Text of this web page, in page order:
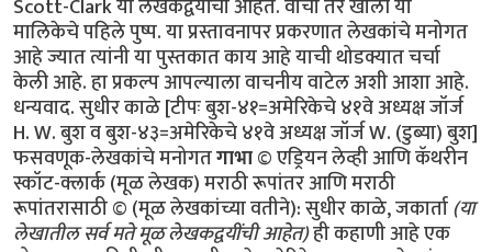
Scott-Clark या लेखकद्वयींची आहेत. वाचा तर खाली या
मालिकेचे पहिले पुष्प. या प्रस्तावनापर प्रकरणात लेखकांचे मनोगत
आहे ज्यात त्यांनी या पुस्तकात काय आहे याची थोडक्यात चर्चा
केली आहे. हा प्रकल्प आपल्याला वाचनीय वाटेल अशी आशा आहे.
धन्यवाद. सुधीर काळे [टीपः बुश-४१=अमेरिकेचे ४१वे अध्यक्ष जॉर्ज
H. W. बुश व बुश-४३=अमेरिकेचे ४१वे अध्यक्ष जॉर्ज W. (डुब्या) बुश]
फसवणूक-लेखकांचे मनोगतगाभा© एड्रियन लेव्ही आणि कॅथरीन
स्कॉट-क्लार्क (मूळ लेखक) मराठी रूपांतर आणि मराठी
रूपांतरासाठी © (मूळ लेखकांच्या वतीने): सुधीर काळे, जकार्ता(या
लेखातील सर्व मते मूळ लेखकद्वयींची आहेत)ही कहाणी आहे एक घोर फसवणूकीची. ही कहाणी आहे अमेरिकेच्या सरकारने त्यांच्याच निर्वाचित (अमेरिकन) लोकप्रतिनिधींची (व सार्‍या जगाचीच) कशी घोर फसवणूक केली त्याची, ज्या कृत्यांचे गंभीर परिणाम कदाचित कांहीं पिढ्यांनतर आपल्याला कळू लागतील. ही कहाणी आहे अमेरिकन नेत्यांच्या नैतिक अध:पाताची, त्यांच्या कवडीमोलाच्या तारतम्यबुद्धीची, अपुर्‍या पर्यवेक्षणाची, त्यांच्याभोवतीच्या सतत बदलणार्‍या जागतिक स्थितीबद्दलच्या माहितीची निष्काळजीपणाने व आळशीपणाने केलेल्या विश्लेषणांची/पृथक्करणांची! या चुकांचा गंभीर परिणाम होणार आहे आपल्या भोवतालचे जग आणखी अस्थिर होण्यात! या चुका करून अमेरिकन व पश्चिम युरोपियन नेतृत्वाने जागतिक धर्मयुद्ध पुकारणार्‍या शक्तींच्या हातात जणू एक नवे कोलीतच दिले आहे. याची सर्वप्रथम प्रचीती आली ४ फेब्रूवारी २००४ रोजी! या दिवशी पाकिस्तानचे सर्वात आदरणीय व गौरवप्राप्त शास्त्रज्ञ डॉ. अब्दुल कादीर खान पाकिस्तान चित्रवाणीच्या पडद्यावर सार्‍या पाकिस्तानी जनतेला दिसले. डॉ. खान हे नेहमीच रहस्याच्या पडद्याआड असत कारण ते तीस वर्षाहून जास्त काळ पाकिस्तानच्या अण्वस्त्रनिर्मितीच्या "गुपचुप" कार्यक्रमात गुंतलेले होते. उर्दू भाषेतली त्यांची भाषणे सर्वसाधारणपणे सार्‍या पाकिस्तानी जनतेला समजत व ती सारे लोक त्यांच्या प्रत्येक शब्दाकडे लक्ष देऊन ऐकतही. पण आज पाकिस्तानी सरकारने जाहीर केले होते कीं ते त्यांच्या चुकांची कबूली देणार आहेत. कदाचित त्यामुळे असेल. पण आज त्यांचे भाषण त्यांच्या देशबांधवांना सहज समजणार्‍या उर्दू भाषेत न होता सार्‍या जगाला समजणार्‍या इंग्रजी भाषेत झाले. "माझ्या प्रिय बंधू-भगिनींनो" अशी सुरुवात करून त्यांनी स्वत:च्या अनधिकृत अण्वस्त्रप्रसाराबद्दलच्या हालचालींची माहिती दिल्यावर समारोप करतांना ते म्हणाले "अल्ला पाकिस्तानला सुरक्षित ठेवो, पाकिस्तान अमर असो"! त्यांचे भाषण संपताक्षणी पाकिस्तानी लष्कराने डॉ खान यांनी प्रे. बुश ज्यांना "अनिष्ट राष्ट्रांचा अक्ष" म्हणत (Axis of Evil) त्या उत्तर कोरिया, इराण व लिबिया या अशा गिर्‍हाइकांसाठी एकट्याने हा अण्वस्त्रप्रसाराचा काळा बाजार कसा चालवला होता याची माहिती दिली. या घटनेनंतर पाकिस्तानला अण्वस्त्रें बनवायला सहाय्य करून अमेरिकेने सार्‍या जगाची कशी फसवणूक केली हे पहिल्यांदाच जगाच्या निदर्शनाला आले. अण्वस्त्रप्रसाराबद्दल कुप्रसिद्ध असलेल्या व "टायफॉइड मेरी" या (अपमानास्पद) टोपणनावाने ओळखल्या जाणार्‍या डॉ खाननी अशी कबूली का दिली याबाबत सार्‍या जगात तावातावाने तर्क-कुतर्क सुरू झाले. कुणाला वाटले की त्यांच्या राजकीय किंवा धार्मिक श्रद्धांमुळे दिली, कुणाला वाटले की स्वत:ची इभ्रत वाढविण्यासाठी व स्थान बळकट करण्यासाठी? कुणा बदमाष राजवटीसाठी? अफगाणिस्तानमधील जिहाद्यांसाठी? ओसामा बिन लादेनसाठी? कीं युरोप-अमेरिकेत अणूबॉम्ब उडवू पहाणार्‍या अतिरेक्यांच्या टोळ्यांसाठी? अनेक वृत्तपत्रांत आलेल्या अग्रलेखांत कुणाच्या फायद्यासाठी त्यांनी हा कबूलीजबाब दिला असावा याबाबतही तर्‍हेतर्‍हेच्या अटकळी प्रसिद्ध झाल्या. प्रेसिडेंट जॉर्ज बुश यांनीही या फसवणुकीला जणू संमतीच दिली. कांहीं दिवसांनंतर ते म्हणाले, "खान यांनी त्यांचे सारे गुन्हे मान्य केले आहेत आणि त्यांचे या गुन्ह्यातील सहकारी आता या धंद्यातून बाहेर फेकले गेले आहेत. खान व त्यांचे छोटे टोळके अतीशय धक्कादायक गुन्ह्यांबद्दल दोषी आहेत. पण त्यांच्यावर खटला घालायची गरज दिसत नाहीं. बुश पुढे म्हणाले, "प्रेसिडेंट मुशर्रफ यांनी मला आश्वासन दिले आहे कीं ते खान यांच्या जालाबद्दलची (network) सर्व माहिती अमेरिकन सरकारला देतील व तो देश (पाकिस्तान) अशा अण्वस्त्रप्रसाराच्या मुळाशी असू दिला जाणार नाहीं." पाकिस्तान सरकारचे या घटनेवर इतके पूर्ण नियंत्रण आहे कीं खान व त्यांच्या सहकारी शास्त्रज्ञांना अमेरिकेत खटला घालण्यासाठी अमेरिकेच्या किंवा इतर पाश्चात्य राष्ट्रांच्या स्वाधीन करण्याची गरज नाहीं. सत्य परिस्थिती तर अशी होती कीं खान यांची कबूली एक दिशाभूल करण्यासाठी दिलेली कॢप्तीच होती. अण्वस्त्रांची काळी बाजारपेठ खान यांच्या नियंत्रणाखाली चालली तर होतीच, पण जाहीर व खासगी वक्तव्यात फरक असा होता कीं अशा तर्‍हेचा काळा बाजार एका व्यक्तीचे काम नव्हते तर हे काम एका राष्ट्राच्या (पाकिस्तानच्या) परराष्ट्रनीतीचा भाग होता व त्याचे पर्यवेक्षण पाकिस्तानी लष्करी अधिकार्‍यांची टोळी करत होती. वर हे राष्ट्र अमेरिकेच्या अतिरेक्यांविरुद्धच्या लढाईतील एक महत्वाचे दोस्त राष्ट्र म्हणून दुटप्पीपणे मिरवत होते. तीसेक वर्षें लागोपाठ सत्तेवर आलेल्या अमेरिकन सरकारांनी, मग ती रिपब्लिकन पक्षाची असोत किंवा डेमोक्रॅटिक पक्षाची असोत, तसेच इंग्लंड व इतर पाश्चात्य युरोपियन राष्ट्रांनी पाकिस्तानला अतीशय मर्यादित प्रसारण असलेले व निषिद्ध असे अण्वस्त्रांबद्दलचे तंत्रज्ञान मिळवू दिले होते. एका अनर्थपूर्ण युगात पाकिस्तानने हे निषिद्ध तंत्रज्ञान कसे अनिष्ट राष्ट्रांना विकण्यात पुढाकार घेतला ही माहिती महत्वाची सरकारी साधने चुकीच्या दिशेने वापरून व आधीचे नियम रद्दबातल करून सर्वांपासून लपवून ठेवली. गुप्त माहिती मिळवण्याच्या क्रियेचीही धार बोथट करण्यात आली आणि परराष्ट्रखाते व संरक्षणखाते यासारख्या सरकारी खात्यांना जणू वेढून राष्ट्राध्यक्षांच्या तत्वांना पाठिंबा देण्यास, प्रतिनिधीसभेला डावलण्यास व देशाचे कायदे मोडण्यास भाग पाडण्यात आले होते. अमेरिकेच्या परराष्ट्रखात्याचा प्रवक्ता रिचर्ड बाऊचर याने डॉ खान प्रकरण म्हणजे पाकिस्तानी हुकूमशहा/राष्ट्राध्यक्ष मुशर्रफ यांच्या कसोटीचा क्षण असे वर्णन केले आहे. खान हे सर्व देशाचा मानबिंदू होते व त्यांचे नाव काढताच पाकिस्तानी नागरिकांची छाती गर्वाने फुगायची. पाकिस्तानला शिवणाच्या धारदार सुयासुद्धा बनवता येत नाहींत अशी मल्लीनाथी करणार्‍या डॉ खान यांनी अतीशय आधुनिक तंत्रज्ञानाचा वापर करून भारताच्या कुठल्याही शहरावर हल्ला करू शकणारी अण्वस्त्रे मोठ्या प्रमाणावर बनविण्याची एक "असेंब्ली लाईन" उभी केली व त्यांना पाकिस्तानी जनतेनेच "अणूबॉम्बचे पिताश्री" हा जणू एक किताबच दिला. फारच थोड्या लोकांना हे माहीत आहे की डॉ खान हे या अण्वस्त्र-उत्पादनाच्या प्रकल्पात अपघातानेच शिरले. पाकिस्तानात योग्यशी नोकरी न मिळाल्यामुळे ते चिडून उच्च शिक्षणासाठी युरोपला गेले व एका विश्वविद्यालयात प्रवेश मिळविण्याच्या रांगेत उभे असताना ’हेनी’ नावाच्या एका डच मुलीच्या प्रेमात पडले व तिच्याशी विवाहबद्ध झाले. एका गोर्‍या बाईचे पति म्हणून त्यांना एरवी मिळाली नसती अशी अतीशय संवेदनशील अशा गोपनीय क्षेत्रात भाषांतरकाराची नोकरी मिळाली व अण्वस्त्रांबद्दलची अतीशय गुप्त अशी माहिती त्यांच्या नजरेखालून जाऊ लागली. त्याचे महत्व समजल्यामुळे त्यांनी ती सर्व कागदपत्रे व ड्रॉइंग्ज चोरली व त्या कागदपत्रांनी भरलेले तीन पेटारे घेऊन ते पाकिस्तानात परत आले. जुल्फिकार अली भुत्तो यांच्या प्रोत्साहनाने ते अणूबॉम्ब बनवायच्या प्रोजेक्टचे प्रमुख झाले व मग त्या क्षेत्रात त्यांची व पाकिस्तानची प्रगती सुरू झाली. त्यानंतर पुढच्या वर्षापासून पाकिस्तानी अधिकारी व पाकिस्तानी दलाल/एजंट यांनी युरोप व उत्तर अमेरिकेत त्यांना हव्या असलेल्या यंत्रसामुग्री व इतर वस्तूंची जोरदार खरेदी सुरू केली. डॉ. खान हे सूत्रधाराचे व वेगवेगळ्या गटांमधील समन्वय ठेवण्याचे काम पहात होते व पश्चिम युरोपीमधील गुपचुपपणे अणूबॉम्ब बनविण्याचा कार्यक्रम राबवणार्‍या कंपन्यांतील वैज्ञानिक, कारखानदार, इंजिनियर व धातुशास्त्रज्ञ यांच्याबरोबरील मैत्री आणखी जवळची करून व त्यांच्याशी वागताना अतीशय गोडीगुलाबीचा वापर करून व त्यांच्यावर आपल्या गोड बोलण्याने एक तर्‍हेची छाप किंवा मोहिनी टाकून अशी सामग्री मिळवण्याच्या वाटेतील अडचणी दूर करत होते. जेंव्हा १९७७ साली भुत्तोंची पंतप्रधानपदावरून उचलबांगडी झाली, तेंव्हा हा अणूप्रकल्प नवे हुकूमशहा ज. झिया उल हक यांच्या अखत्यारीतील सैनिकी विभागाकडे जावा अशी अमेरिकन गुप्तचर संघटना सी.आय.ए.ची इच्छा होती. त्यामुळे खान यांचे जगभरच्या खरेदीमध्ये गुंतलेले गट पाकिस्तानी लष्करशहा व पाकिस्तानी गुप्तचर संघटना आय. एस. आय. यांच्या हुकुमाखाली आले. (म्हणजेच अमेरिकन गुप्तचर संघटना सी.आय.ए.ला या अणूबॉम्ब प्रकल्पाची कल्पना १९७७ पासून होती) पण तसे असले तरी पाकिस्तानच्या अणूबॉम्ब प्रकल्पाबद्दल जास्त माहिती असणे हे तोट्याचे ठरू लागले. जिमी कार्टर हे १९७७ सालची राष्ट्रपतीपदाची निवडणूक जिंकून अधिकारावर आले तेंव्हा जगातली अण्वस्त्रें कमी करायची हे ध्येय समोर ठेवूनच ते अधिकारावर आले होते. पण त्यांचे राष्ट्रीय सुऱक्षा सल्लागार बिन्यू ब्रेझिंस्की (Zbigniew Brzezinski) यांनी त्यांना त्यांची दिशा बदलायचा सल्ला दिला. पाकिस्तान हे राष्ट्र साम्यवादाविरुद्धच्या लढाईतील एक धक्काप्रतिबंधक (buffer) म्हणून उपयुक्त राष्ट्र असल्याचा कार्टर यांना सल्ला देण्यात आला व पाकिस्तानला या कामात राजी-खुषी सामील करून घेण्यासाठी त्या राष्ट्राचे मन वळविण्याचाही त्यांना सल्ला दिला. झियाच्या मनसुब्याला छुपा पाठिंबा देऊन मग त्याच्या मोबदल्यात अण्वस्त्रे बनवायची ही योजना होती! पाकिस्तानने जर रशियाचा प्रतिकार केला तर त्यांच्या अण्वस्त्रें बनविण्याच्या प्रकल्पाकडे अमेरिका दुर्ल़क्ष करेल असेही ज. झियांना सांगण्यात आले. १९८० साली कार्टर यांच्या जागी रेगन आले व त्यांनी कार्टर यांच्या अण्वस्त्रप्रसारबंदीच्या कार्यक्रमाला केरात काढले. राष्ट्रीय सुरक्षा समिती व सल्लागार यांचेही अवमूल्यन करण्यात आले व विल्यम केसी यांच्या नेतृत्वाखाली सी.आय.ए. ही संघटना सर्वेसर्वा झाली आणि गुप्तहेरखाते एक माहितीचे साधनच न रहाता ते एक प्रे. रेगन यांच्या धोरणाच्या समर्थनार्थ वापरायचे एक हत्यार बनले. त्यापाठोपाठ अमेरिकन अधिकारी पैसे घेऊन इस्लामाबादला पोचले व बरोबर हाही निरोप घेऊन आले कीं अमेरिका पाकिस्तानच्या वाढत्या अण्वस्त्रें बनविण्याच्या प्रकल्पाकडे काणाडोळा करेल. पण पुढे जसजसे पाकिस्तानच्या अण्वस्त्रनिर्मितीच्या प्रकल्पाचे रोपटे भराभर वाढू लागले तसतसे तो प्रकल्प गुप्त ठेवणे अवघड जाऊ लागले. प्रे. रेगन यांनी आशावादावर आधारित आक्रमकपणे तह/करार करण्याचा पायंडा मरगळलेल्या वॉशिंग्टनला आणला, पण उपयुक्ततेच्या व सोयीच्या तत्वावर जे परराष्ट्र धोरण सुरू केले गेले त्याचे रूपांतर झपाट्याने एका षड्यंत्रात झाले ज्यात अमेरिकेचे परराष्ट्रखातेही सामील झाले व पाकिस्तानच्या अण्वस्त्र-प्रकल्पाबद्दलच्या गुप्त बातम्यावर जे विरोध करतील त्यांच्या कामात अडथळेही आणू लागले. या सावळ्या गोंधळात पाकिस्तानने १९८३ साली स्फोटकें न वापरता केलेली अण्वस्त्रांची चांचणी (cold-testing), एवढेच नव्हे तर स्फोटकांसह चीनच्या मदतीने १९८४ साली केलेली चांचणीही (hot-testing) गुप्त ठेवण्यात अमेरिकेला यश मिळाले. पाकिस्तान व चीन या देशांमधील अण्वस्त्र-संबंधांना खोल गाडून टाकण्यातही रेगनच्या अधिकार्‍यांना यश मिळाले. यात चीनकडून मिळालेली बॉम्बची ड्रॉइंग्स, रेडियो आयसोटोप्स व इतर "हवी ती व हवी तितकी" तांत्रिक मदत यांचाही समावेश होता. याच्या मोबदल्यात चिनी आण्विक ऊर्जा कंत्राटदारांकडून अमेरिकन कंपन्यांनी कोट्यानुकोटी डॉलर्सची कंत्राटे मिळविली. जेंव्हा प्रे. रेगन यांची कारकीर्द १९८९ साली संपली तेंव्हा पाकिस्तानकडे चांचणी केलेली व वापरता येण्याजोगी अण्वस्त्रे होती. व या अस्त्रांच्या निर्मितीचा बहुतांश खर्च अमेरिकेकडून ’मदत’ म्हणून मिळालेल्या पैशातूनच झाला होता कारण ’मदत’ म्हणून मिळालेल्या पुंजीतले अब्जावधी डॉलर्स पाकिस्तानच्या लष्करशहांनी या कामाकडे वळविले होते. अमेरिकेच्या पेंटॅगॉनमधील अधिकारी पाकिस्तानचे रक्षक/वॉचमन ठरले. त्यांनी गुप्तहेरखात्यांचे अहवाल आपल्याला हवे तसे पुन्हा लिहिवले ज्यात पाकिस्तानच्या या अण्वस्त्रक्षमतेबद्दल जाणून-बुजून आहे त्यापेक्षा कमी आहे असे दाखविले गेले. तेही अशा वेळी कीं इस्लामाबाद व दिल्ली यांच्यातला संघर्ष अगदी निकरावर आला होत